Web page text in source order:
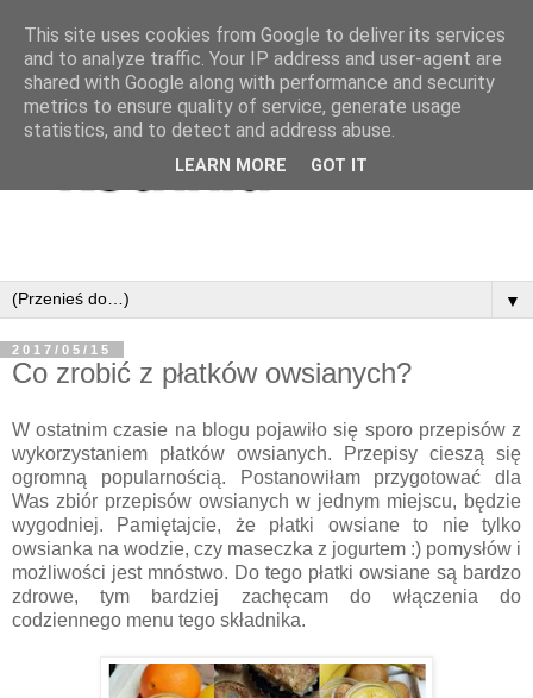
▼
2017/05/15
Co zrobić z płatków owsianych?
W ostatnim czasie na blogu pojawiło się sporo przepisów z
wykorzystaniem płatków owsianych. Przepisy cieszą się
ogromną popularnością. Postanowiłam przygotować dla
Was zbiór przepisów owsianych w jednym miejscu, będzie
wygodniej. Pamiętajcie, że płatki owsiane to nie tylko
owsianka na wodzie, czy maseczka z jogurtem :) pomysłów i
możliwości jest mnóstwo. Do tego płatki owsiane są bardzo
zdrowe, tym bardziej zachęcam do włączenia do
codziennego menu tego składnika.
This site uses cookies from Google to deliver its services
and to analyze traffic. Your IP address and user-agent are
shared with Google along with performance and security
metrics to ensure quality of service, generate usage
statistics, and to detect and address abuse.
LEARN MORE GOT IT